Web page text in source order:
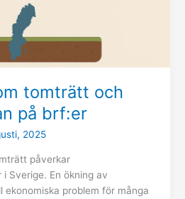
tomträtt och
på brf:er
2025
påverkar
Sverige. En ökning av
problem för många